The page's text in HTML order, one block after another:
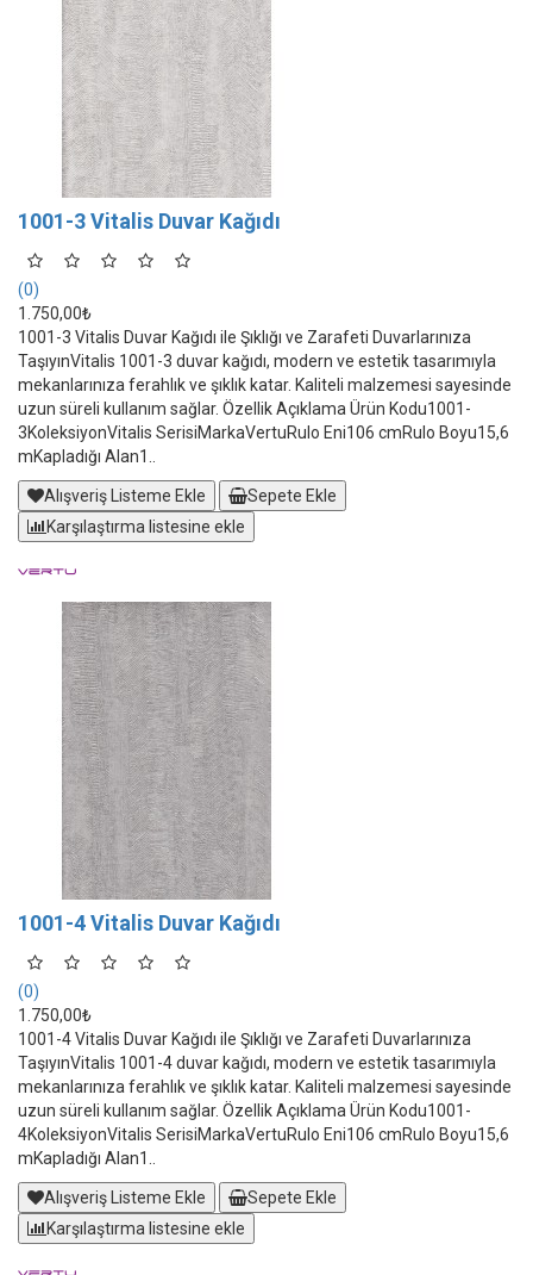
1001-3 Vitalis Duvar Kağıdı
(0)
1.750,00₺
1001-3 Vitalis Duvar Kağıdı ile Şıklığı ve Zarafeti Duvarlarınıza
TaşıyınVitalis 1001-3 duvar kağıdı, modern ve estetik tasarımıyla
mekanlarınıza ferahlık ve şıklık katar. Kaliteli malzemesi sayesinde
uzun süreli kullanım sağlar. Özellik Açıklama Ürün Kodu1001-
3KoleksiyonVitalis SerisiMarkaVertuRulo Eni106 cmRulo Boyu15,6
mKapladığı Alan1..
Alışveriş Listeme Ekle
Sepete Ekle
Karşılaştırma listesine ekle
1001-4 Vitalis Duvar Kağıdı
(0)
1.750,00₺
1001-4 Vitalis Duvar Kağıdı ile Şıklığı ve Zarafeti Duvarlarınıza
TaşıyınVitalis 1001-4 duvar kağıdı, modern ve estetik tasarımıyla
mekanlarınıza ferahlık ve şıklık katar. Kaliteli malzemesi sayesinde
uzun süreli kullanım sağlar. Özellik Açıklama Ürün Kodu1001-
4KoleksiyonVitalis SerisiMarkaVertuRulo Eni106 cmRulo Boyu15,6
mKapladığı Alan1..
Alışveriş Listeme Ekle
Sepete Ekle
Karşılaştırma listesine ekle